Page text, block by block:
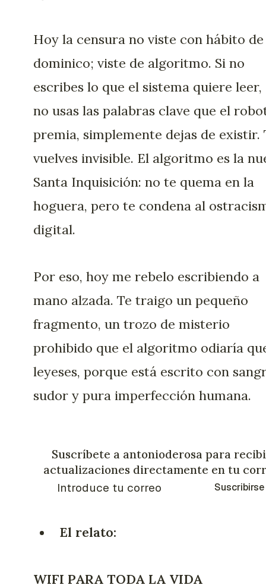
Hoy la censura no viste con hábito de
dominico; viste de algoritmo. Si no
escribes lo que el sistema quiere leer,
no usas las palabras clave que el
premia, simplemente dejas de existir.
vuelves invisible. El algoritmo es la
Santa Inquisición: no te quema en la
hoguera, pero te condena al
digital.
Por eso, hoy me rebelo escribiendo a
mano alzada. Te traigo un pequeño
fragmento, un trozo de misterio
prohibido que el algoritmo odiaría
leyeses, porque está escrito con
sudor y pura imperfección humana.
Suscríbete a antonioderosa para
actualizaciones directamente en tu
Suscribirse
El relato:
WIFI PARA TODA LA VIDA